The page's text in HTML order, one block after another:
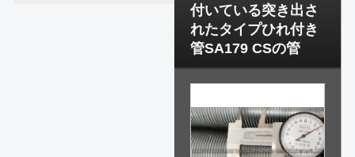
付いている突き出さ
れたタイプひれ付き
管SA179 CSの管